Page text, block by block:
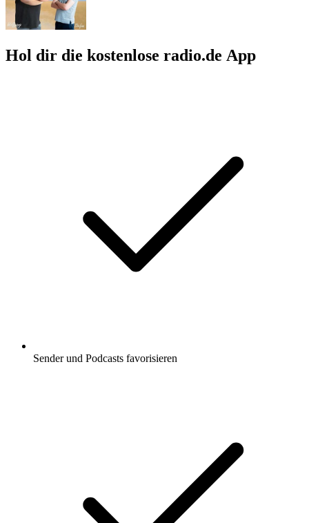
Hol dir die kostenlose radio.de App
Sender und Podcasts favorisieren